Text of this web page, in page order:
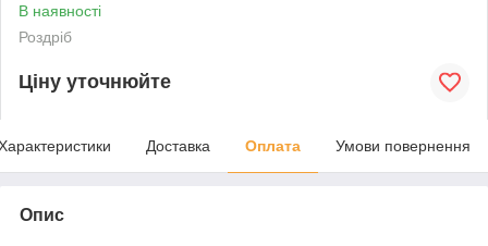
В наявності
Роздріб
Ціну уточнюйте
Доставка Оплата Умови повернення
Опис